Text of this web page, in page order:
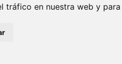
tráfico en nuestra web y